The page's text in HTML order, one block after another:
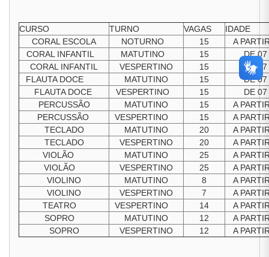
CURSO TURNO VAGAS
IDADE
CORAL ESCOLA
NOTURNO 15
A
CORAL INFANTIL
MATUTINO 15
DE 07
CORAL INFANTIL
VESPERTINO 15
DE 07
FLAUTA DOCE
MATUTINO 15
DE 07
FLAUTA DOCE
VESPERTINO 15
DE 07
PERCUSSÃO
MATUTINO 15
A
PERCUSSÃO
VESPERTINO 15
A
TECLADO
MATUTINO 20
A
TECLADO
VESPERTINO 20
A
VIOLÃO
MATUTINO 25
A
VIOLÃO
VESPERTINO 25
A
VIOLINO
MATUTINO 8
A
VIOLINO
VESPERTINO 7
A
TEATRO
VESPERTINO 14
A
SOPRO
MATUTINO 12
A
SOPRO
VESPERTINO 12 A